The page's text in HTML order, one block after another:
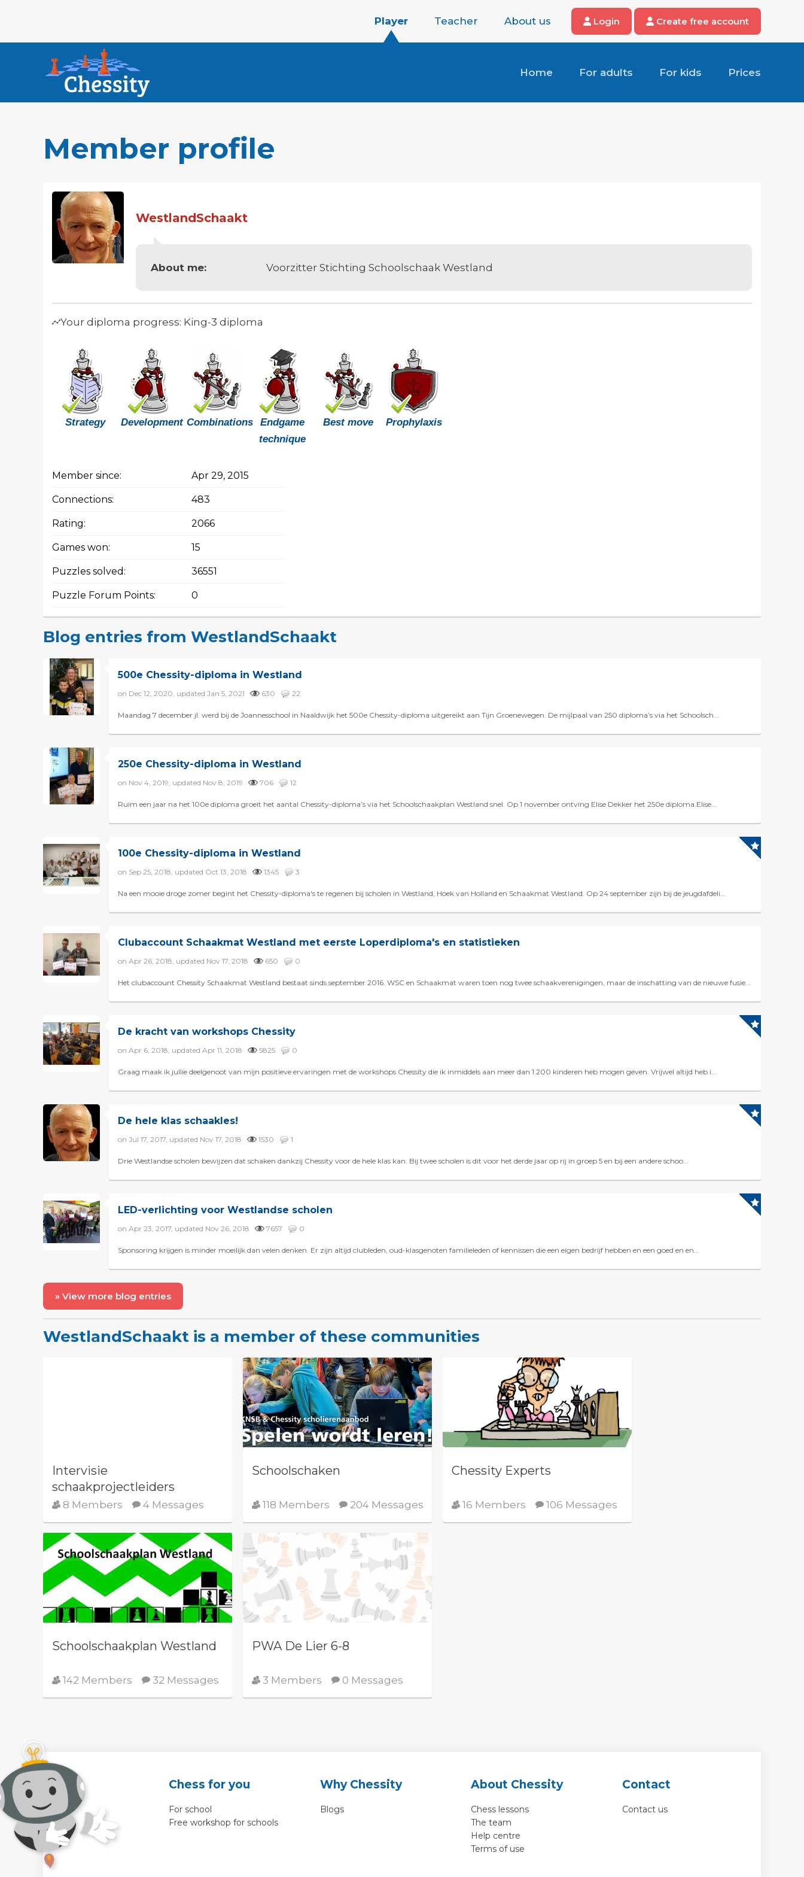
Player Teacher About us Login Create free account
Home For adults For kids Prices
Member profile
WestlandSchaakt
About me: Voorzitter Stichting Schoolschaak Westland
Your diploma progress: King-3 diploma
Strategy Development Combinations
Endgame
technique
Best move Prophylaxis
Member since: Apr 29, 2015
Connections: 483
Rating: 2066
Games won: 15
Puzzles solved: 36551
Puzzle Forum Points: 0
Blog entries from WestlandSchaakt
500e Chessity-diploma in Westland
on Dec 12, 2020, updated Jan 5, 2021 630 22
Maandag 7 december jl. werd bij de Joannesschool in Naaldwijk het 500e Chessity-diploma uitgereikt aan Tijn Groenewegen. De mijlpaal van 250 diploma’s via het Schoolsch...
250e Chessity-diploma in Westland
on Nov 4, 2019, updated Nov 8, 2019 706 12
Ruim een jaar na het 100e diploma groeit het aantal Chessity-diploma’s via het Schoolschaakplan Westland snel. Op 1 november ontving Elise Dekker het 250e diploma.Elise...
100e Chessity-diploma in Westland
on Sep 25, 2018, updated Oct 13, 2018 1345 3
Na een mooie droge zomer begint het Chessity-diploma's te regenen bij scholen in Westland, Hoek van Holland en Schaakmat Westland. Op 24 september zijn bij de jeugdafdeli...
Clubaccount Schaakmat Westland met eerste Loperdiploma's en statistieken
on Apr 26, 2018, updated Nov 17, 2018 650 0
Het clubaccount Chessity Schaakmat Westland bestaat sinds september 2016. WSC en Schaakmat waren toen nog twee schaakverenigingen, maar de inschatting van de nieuwe fusie...
De kracht van workshops Chessity
on Apr 6, 2018, updated Apr 11, 2018 5825 0
Graag maak ik jullie deelgenoot van mijn positieve ervaringen met de workshops Chessity die ik inmiddels aan meer dan 1.200 kinderen heb mogen geven. Vrijwel altijd heb i...
De hele klas schaakles!
on Jul 17, 2017, updated Nov 17, 2018 1530 1
Drie Westlandse scholen bewijzen dat schaken dankzij Chessity voor de hele klas kan. Bij twee scholen is dit voor het derde jaar op rij in groep 5 en bij een andere schoo...
LED-verlichting voor Westlandse scholen
on Apr 23, 2017, updated Nov 26, 2018 7657 0
Sponsoring krijgen is minder moeilijk dan velen denken. Er zijn altijd clubleden, oud-klasgenoten familieleden of kennissen die een eigen bedrijf hebben en een goed en en...
» View more blog entries
WestlandSchaakt is a member of these communities
Intervisie
schaakprojectleiders
8 Members 4 Messages
Schoolschaken
118 Members 204 Messages
Chessity Experts
16 Members 106 Messages
Schoolschaakplan Westland
142 Members 32 Messages
PWA De Lier 6-8
3 Members 0 Messages
Chess for you
For school
Free workshop for schools
Why Chessity
Blogs
About Chessity
Chess lessons
The team
Help centre
Terms of use
Contact
Contact us